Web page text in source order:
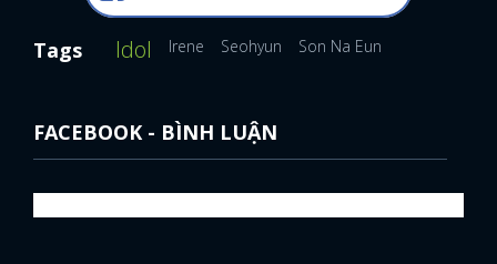
Tags Idol Irene Seohyun Son Na Eun
FACEBOOK - BÌNH LUẬN